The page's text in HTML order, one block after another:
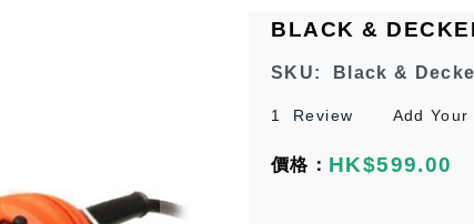
BLACK &
SKU Black &
1 Review Add Your
HK$599.00